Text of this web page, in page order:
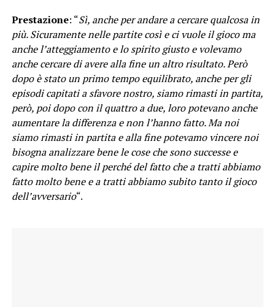
Prestazione: “Sì, anche per andare a cercare qualcosa in
più. Sicuramente nelle partite così e ci vuole il gioco ma
anche l’atteggiamento e lo spirito giusto e volevamo
anche cercare di avere alla fine un altro risultato. Però
dopo è stato un primo tempo equilibrato, anche per gli
episodi capitati a sfavore nostro, siamo rimasti in partita,
però, poi dopo con il quattro a due, loro potevano anche
aumentare la differenza e non l’hanno fatto. Ma noi
siamo rimasti in partita e alla fine potevamo vincere noi
bisogna analizzare bene le cose che sono successe e
capire molto bene il perché del fatto che a tratti abbiamo
fatto molto bene e a tratti abbiamo subito tanto il gioco
dell’avversario“.